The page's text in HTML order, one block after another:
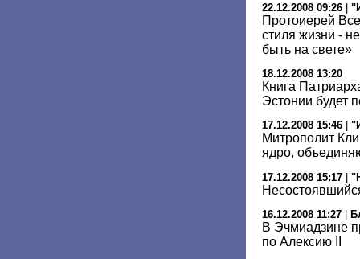
22.12.2008 09:26 |
Протоиерей
стиля жизни -
быть на свете»
18.12.2008 13:20
Книга
Эстонии будет
17.12.2008 15:46
Митрополит
ядро,
17.12.2008 15:17 |
16.12.2008 11:27
В Эчмиадзине
по Алексию II